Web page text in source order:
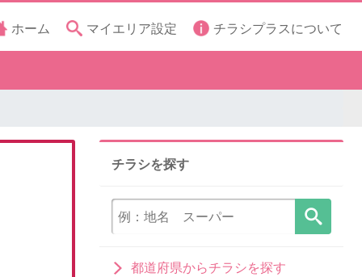
ホーム マイエリア設定 チラシプラスについて
チラシを探す
都道府県からチラシを探す